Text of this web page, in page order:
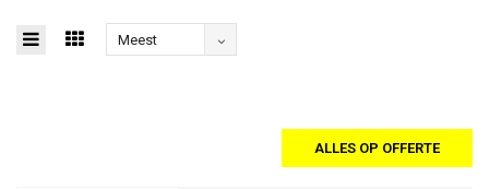
Meest
ALLES OP OFFERTE